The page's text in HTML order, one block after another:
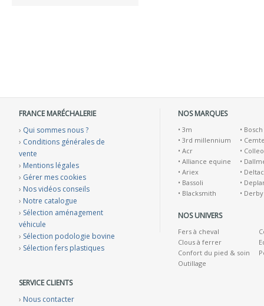
FRANCE MARÉCHALERIE
› Qui sommes nous ?
› Conditions générales de
vente
› Mentions légales
› Gérer mes cookies
› Nos vidéos conseils
› Notre catalogue
› Sélection aménagement
véhicule
› Sélection podologie bovine
› Sélection fers plastiques
SERVICE CLIENTS
› Nous contacter
NOS MARQUES
• 3m
• 3rd millennium
• Acr
• Alliance equine
• Ariex
• Bassoli
• Blacksmith
• Bosch
•
•
•
•
•
• Derby
NOS UNIVERS
Fers à cheval
Clous à ferrer
Confort du pied & soin
Outillage